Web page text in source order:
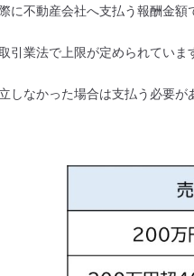
に不動産会社へ支払う報酬金額
引業法で上限が定められていま
しなかった場合は支払う必要が